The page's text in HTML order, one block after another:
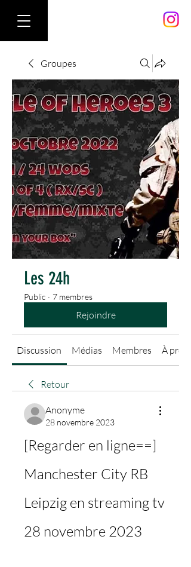
Groupes
Les 24h
Public · 7 membres
Rejoindre
Discussion Médias Membres À
Retour
Anonyme
28 novembre 2023
[Regarder en ligne==]
Manchester City RB
Leipzig en streaming tv
28 novembre 2023